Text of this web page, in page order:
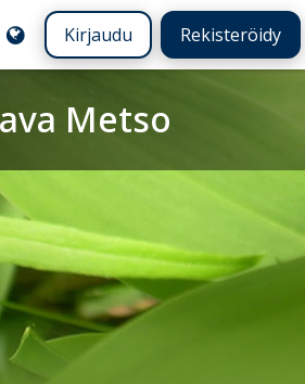
Kirjaudu Rekisteröidy
Metso